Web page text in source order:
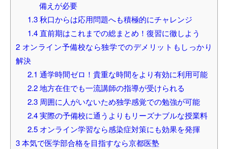
備えが必要
1.3秋口からは応用問題へも積極的にチャレンジ
1.4直前期はこれまでの総まとめ！復習に徹しよう
2 オンライン予備校なら独学でのデメリットもしっかり
解決
2.1 通学時間ゼロ！貴重な時間をより有効に利用可能
2.2地方在住でも一流講師の指導が受けられる
2.3周囲に人がいないため独学感覚での勉強が可能
2.4実際の予備校に通うよりもリーズナブルな授業料
2.5オンライン学習なら感染症対策にも効果を発揮
3本気で医学部合格を目指すなら京都医塾